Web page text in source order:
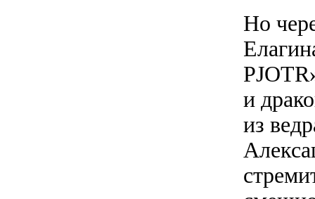
Но
и
из